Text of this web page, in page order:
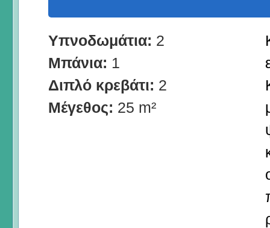
Υπνοδωμάτια: 2
Μπάνια: 1
Διπλό κρεβάτι: 2
Μέγεθος: 25 m²